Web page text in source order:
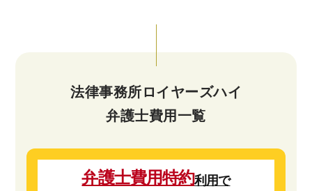
法律事務所ロイヤーズハイ
弁護士費用一覧
弁護士費用特約利用で